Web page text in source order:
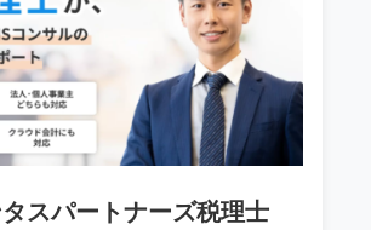
スパートナーズ税理士